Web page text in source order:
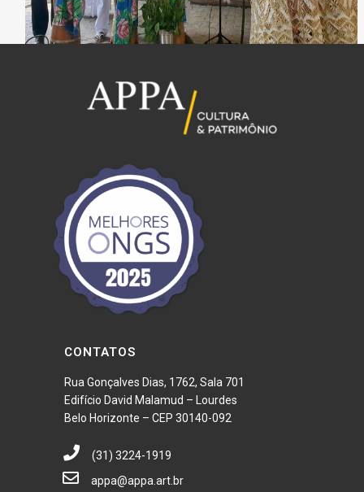
objetivo proteger e valorizar a cultura afro em Minas Gerais (Foto: Divulgação APPA)
ENTRE EM CONTATO
CONTATOS
Rua Gonçalves Dias, 1762, Sala 701
Edifício David Malamud – Lourdes
Belo Horizonte – CEP 30140-092
(31) 3224-1919
appa@appa.art.br